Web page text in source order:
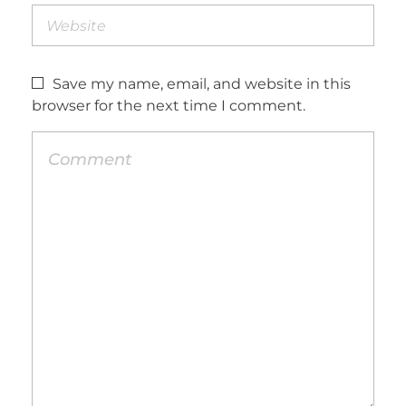
Save my name, email, and website in this
browser for the next time I comment.